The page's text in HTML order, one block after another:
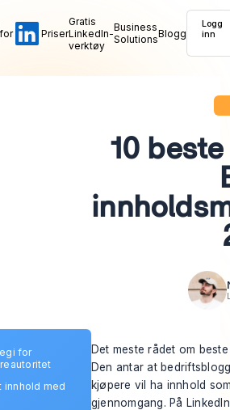
for Priser
Gratis
LinkedIn-
verktøy
Business
SolutionsBlogg
Logg
inn
10
for
innhold med
Det meste rådet om
Den antar at
kjøpere vil ha innhold
gjennomgang. På